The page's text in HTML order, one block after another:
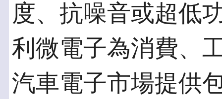
度、抗噪音或超低
利微電子為消費、
汽車電子市場提供